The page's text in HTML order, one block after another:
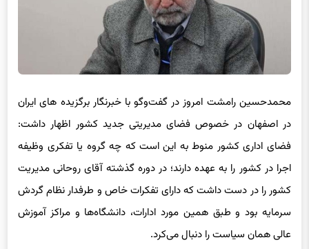
محمدحسین رامشت امروز در گفت‌وگو با خبرنگار برگزیده های ایران
در اصفهان در خصوص فضای مدیریتی جدید کشور اظهار داشت:
فضای اداری کشور منوط به این است که چه گروه یا تفکری وظیفه
اجرا در کشور را به عهده دارند؛ در دوره گذشته آقای روحانی مدیریت
کشور را در دست داشت که دارای تفکرات خاص و طرفدار نظام گردش
سرمایه بود و طبق همین مورد ادارات، دانشگاه‌ها و مراکز آموزش
عالی همان سیاست را دنبال می‌کرد.